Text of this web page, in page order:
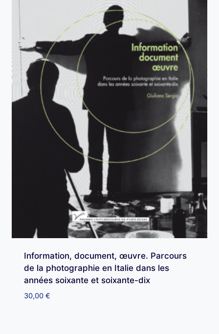
Information, document, œuvre. Parcours
de la photographie en Italie dans les
années soixante et soixante-dix
30,00 €